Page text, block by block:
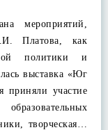
мероприятий,
Платова, как
политики и
выставка «Юг
участие
творческая…